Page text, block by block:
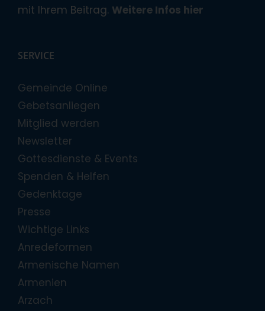
mit Ihrem Beitrag. Weitere Infos hier
SERVICE
Gemeinde Online
Gebetsanliegen
Mitglied werden
Newsletter
Gottesdienste & Events
Spenden & Helfen
Gedenktage
Presse
Wichtige Links
Anredeformen
Armenische Namen
Armenien
Arzach